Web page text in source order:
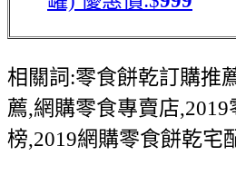
相關詞:零食餅乾訂購推
薦,網購零食專賣店
榜,2019網購零食餅乾宅